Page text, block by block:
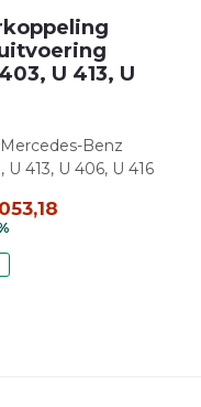
U 413, U
Benz
413, U 406, U 416